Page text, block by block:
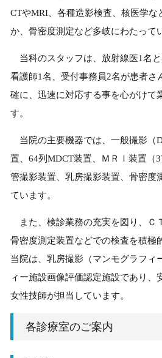
CTやMRI、各種造影検査、核医学な
か、骨密度測定など多岐にわたって
当科のスタッフは、放射線医1名と
看護師1名、受付事務員2名が患者さ
確に、迅速に対応する事を心がけて
す。
当院の主要機器では、一般撮影（
置、64列MDCT装置、ＭＲＩ装置（
管撮影装置、乳房撮影装置、骨密度
ています。
また、検診業務の充実を図り、Ｃ
骨密度測定装置などでの検査を積極
当院は、乳房撮影（マンモグラフィ
ィー施設画像評価認定施設であり、
女性技師が担当しています。
各診療室のご案内